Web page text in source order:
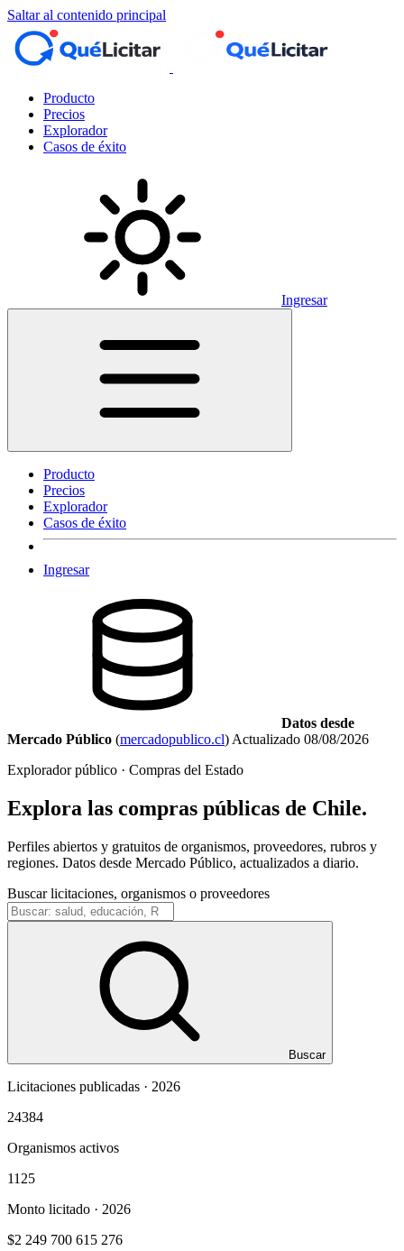
Saltar al contenido principal
Producto
Precios
Explorador
Casos de éxito
Ingresar
Producto
Precios
Explorador
Casos de éxito
Ingresar
Datos desde
Mercado Público (mercadopublico.cl) Actualizado 08/08/2026
Explorador público · Compras del Estado
Explora las compras públicas de Chile.
Perfiles abiertos y gratuitos de organismos, proveedores, rubros y
regiones. Datos desde Mercado Público, actualizados a diario.
Buscar licitaciones, organismos o proveedores
Buscar
Licitaciones publicadas · 2026
24384
Organismos activos
1125
Monto licitado · 2026
$2 249 700 615 276